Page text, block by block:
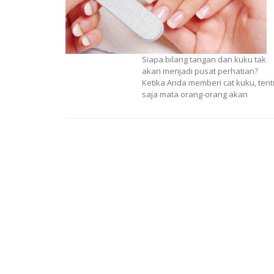
Siapa bilang tangan dan kuku tak
akan menjadi pusat perhatian?
Ketika Anda memberi cat kuku,
saja mata orang-orang akan